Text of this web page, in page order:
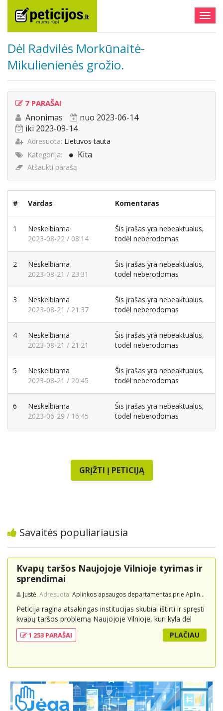
Dėl Radvilės Morkūnaitė-
Mikulienienės grožio.
7 PARAŠAI
Anonimas
nuo 2023-06-14
iki 2023-09-14
Adresuota: Lietuvos tauta
Kategorija:
Kita
Atšaukti parašą
# Vardas Komentaras
1
Neskelbiama
2023-08-22 / 08:14
Šis įrašas yra nebeaktualus,
todėl neberodomas
2
Neskelbiama
2023-08-21 / 23:31
Šis įrašas yra nebeaktualus,
todėl neberodomas
3
Neskelbiama
2023-08-21 / 21:37
Šis įrašas yra nebeaktualus,
todėl neberodomas
4
Neskelbiama
2023-08-21 / 21:21
Šis įrašas yra nebeaktualus,
todėl neberodomas
5
Neskelbiama
2023-08-21 / 20:45
Šis įrašas yra nebeaktualus,
todėl neberodomas
6
Neskelbiama
2023-06-29 / 16:45
Šis įrašas yra nebeaktualus,
todėl neberodomas
GRĮŽTI Į PETICIJĄ
Savaitės populiariausia
Kvapų taršos Naujojoje Vilnioje tyrimas ir
sprendimai
Justė. Adresuota: Aplinkos apsaugos departamentas prie Aplinkos ministerijos
Peticija ragina atsakingas institucijas skubiai ištirti ir spręsti
kvapų taršos problemą Naujojoje Vilnioje, kuri kyla dėl
buitinių atliekų sąvartyno Pramonės g. 141. Gyventojai
skundžiasi nuolatiniu stipriu atliekų kvapu, kuris neigiamai
mechanizmus ir imtis veiksmingų priemonių problemai
priimtus sprendimus ir planuojamus veiksmus.
1 253 PARAŠAI PLAČIAU